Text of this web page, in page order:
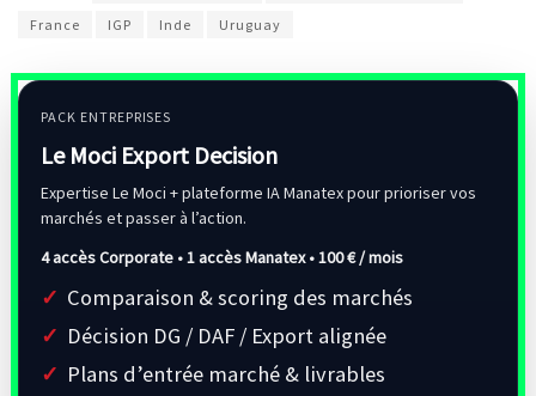
France
IGP Inde Uruguay
PACK ENTREPRISES
Le Moci Export Decision
Expertise Le Moci + plateforme IA Manatex pour prioriser vos
marchés et passer à l’action.
4 accès Corporate • 1 accès Manatex •100 € / mois
Comparaison & scoring des marchés
Décision DG / DAF / Export alignée
Plans d’entrée marché & livrables